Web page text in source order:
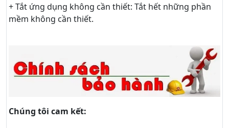
+ Tắt ứng dụng không cần thiết: Tắt hết những phần
mềm không cần thiết.
Chúng tôi cam kết: